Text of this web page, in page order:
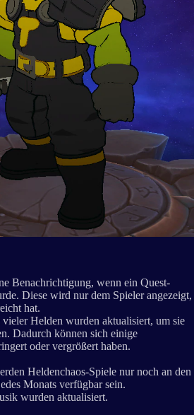
Benachrichtigung, wenn ein Quest-
Diese wird nur dem Spieler angezeigt,
hat.
Helden wurden aktualisiert, um sie
Dadurch können sich einige
oder vergrößert haben.
Heldenchaos-Spiele nur noch an den
Monats verfügbar sein.
wurden aktualisiert.